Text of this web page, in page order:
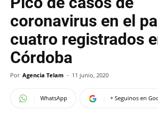
coronavirus en el
cuatro registrados
Córdoba
Por Agencia Telam - 11 junio, 2020
WhatsApp + Seguinos en